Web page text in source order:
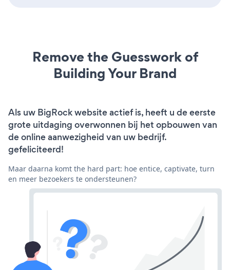
Remove the Guesswork of
Building Your Brand
Als uw BigRock website actief is, heeft u de eerste
grote uitdaging overwonnen bij het opbouwen van
de online aanwezigheid van uw bedrijf.
gefeliciteerd!
Maar daarna komt the hard part: hoe entice, captivate, turn
en meer bezoekers te ondersteunen?